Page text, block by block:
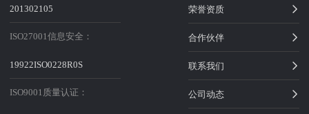
201302105
ISO27001信息安全：
19922ISO0228R0S
ISO9001质量认证：
荣誉资质
合作伙伴
联系我们
公司动态